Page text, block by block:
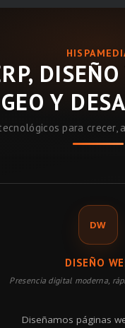
Y
para crecer,
DW
DISEÑO
Presencia digital moderna,
Diseñamos páginas